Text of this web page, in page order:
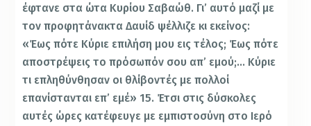
έφτανε στα ώτα Κυρίου Σαβαώθ. Γι’ αυτό μαζί με
τον προφητάνακτα Δαυίδ ψέλλιζε κι εκείνος:
«Έως πότε Κύριε επιλήση μου εις τέλος; Έως πότε
αποστρέψεις το πρόσωπόν σου απ’ εμού;… Κύριε
τι επληθύνθησαν οι θλίβοντές με πολλοί
επανίστανται επ’ εμέ» 15. Έτσι στις δύσκολες
αυτές ώρες κατέφευγε με εμπιστοσύνη στο Ιερό